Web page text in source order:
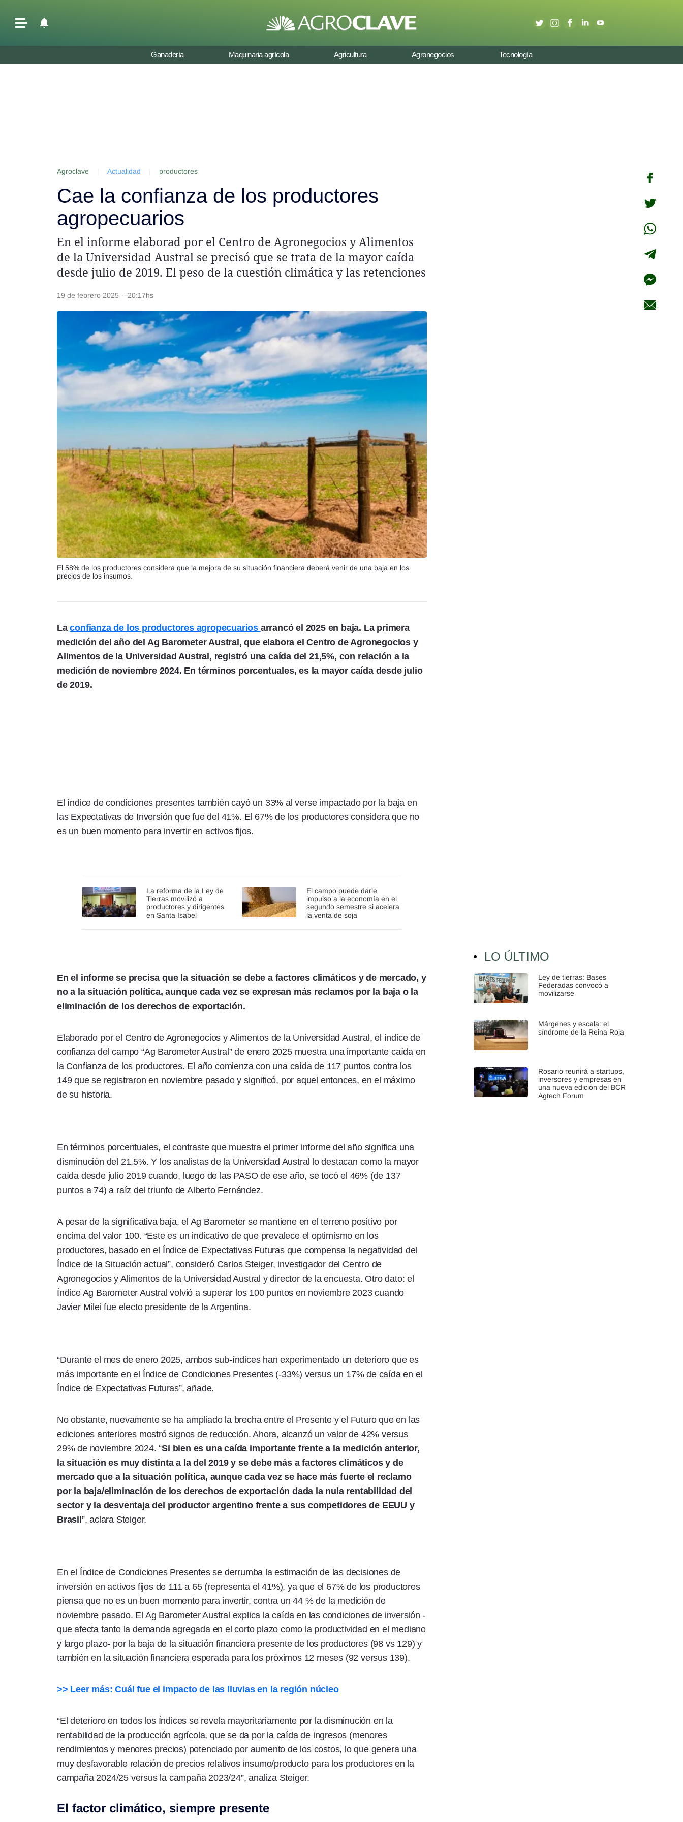
Ganadería Maquinaria agrícola Agricultura Agronegocios Tecnología
Agroclave Actualidad productores
Cae la confianza de los productores
agropecuarios
En el informe elaborad por el Centro de Agronegocios y Alimentos
de la Universidad Austral se precisó que se trata de la mayor caída
desde julio de 2019. El peso de la cuestión climática y las retenciones
19 de febrero 2025 · 20:17hs
El 58% de los productores considera que la mejora de su situación financiera deberá venir de una baja en los
precios de los insumos.
Laconfianza de los productores agropecuarios arrancó el 2025 en baja. La primera
medición del año del Ag Barometer Austral, que elabora el Centro de Agronegocios y
Alimentos de la Universidad Austral, registró una caída del 21,5%, con relación a la
medición de noviembre 2024. En términos porcentuales, es la mayor caída desde julio
de 2019.
El índice de condiciones presentes también cayó un 33% al verse impactado por la baja en
las Expectativas de Inversión que fue del 41%. El 67% de los productores considera que no
es un buen momento para invertir en activos fijos.
La reforma de la Ley de
Tierras movilizó a
productores y dirigentes
en Santa Isabel
El campo puede darle
impulso a la economía en el
segundo semestre si acelera
la venta de soja
En el informe se precisa que la situación se debe a factores climáticos y de mercado, y
no a la situación política, aunque cada vez se expresan más reclamos por la baja o la
eliminación de los derechos de exportación.
Elaborado por el Centro de Agronegocios y Alimentos de la Universidad Austral, el índice de
confianza del campo “Ag Barometer Austral” de enero 2025 muestra una importante caída en
la Confianza de los productores. El año comienza con una caída de 117 puntos contra los
149 que se registraron en noviembre pasado y significó, por aquel entonces, en el máximo
de su historia.
En términos porcentuales, el contraste que muestra el primer informe del año significa una
disminución del 21,5%. Y los analistas de la Universidad Austral lo destacan como la mayor
caída desde julio 2019 cuando, luego de las PASO de ese año, se tocó el 46% (de 137
puntos a 74) a raíz del triunfo de Alberto Fernández.
A pesar de la significativa baja, el Ag Barometer se mantiene en el terreno positivo por
encima del valor 100. “Este es un indicativo de que prevalece el optimismo en los
productores, basado en el Índice de Expectativas Futuras que compensa la negatividad del
Índice de la Situación actual”, consideró Carlos Steiger, investigador del Centro de
Agronegocios y Alimentos de la Universidad Austral y director de la encuesta. Otro dato: el
Índice Ag Barometer Austral volvió a superar los 100 puntos en noviembre 2023 cuando
Javier Milei fue electo presidente de la Argentina.
“Durante el mes de enero 2025, ambos sub-índices han experimentado un deterioro que es
más importante en el Índice de Condiciones Presentes (-33%) versus un 17% de caída en el
Índice de Expectativas Futuras”, añade.
No obstante, nuevamente se ha ampliado la brecha entre el Presente y el Futuro que en las
ediciones anteriores mostró signos de reducción. Ahora, alcanzó un valor de 42% versus
29% de noviembre 2024. “Si bien es una caída importante frente a la medición anterior,
la situación es muy distinta a la del 2019 y se debe más a factores climáticos y de
mercado que a la situación política, aunque cada vez se hace más fuerte el reclamo
por la baja/eliminación de los derechos de exportación dada la nula rentabilidad del
sector y la desventaja del productor argentino frente a sus competidores de EEUU y
Brasil ”, aclara Steiger.
En el Índice de Condiciones Presentes se derrumba la estimación de las decisiones de
inversión en activos fijos de 111 a 65 (representa el 41%), ya que el 67% de los productores
piensa que no es un buen momento para invertir, contra un 44 % de la medición de
noviembre pasado. El Ag Barometer Austral explica la caída en las condiciones de inversión -
que afecta tanto la demanda agregada en el corto plazo como la productividad en el mediano
y largo plazo- por la baja de la situación financiera presente de los productores (98 vs 129) y
también en la situación financiera esperada para los próximos 12 meses (92 versus 139).
>> Leer más: Cuál fue el impacto de las lluvias en la región núcleo
“El deterioro en todos los Índices se revela mayoritariamente por la disminución en la
rentabilidad de la producción agrícola, que se da por la caída de ingresos (menores
rendimientos y menores precios) potenciado por aumento de los costos, lo que genera una
muy desfavorable relación de precios relativos insumo/producto para los productores en la
campaña 2024/25 versus la campaña 2023/24”, analiza Steiger.
El factor climático, siempre presente
LO ÚLTIMO
Ley de tierras: Bases
Federadas convocó a
movilizarse
Márgenes y escala: el
síndrome de la Reina Roja
Rosario reunirá a startups,
inversores y empresas en
una nueva edición del BCR
Agtech Forum